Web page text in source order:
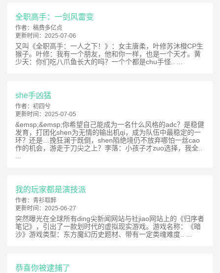
全职高手：一剑风雷变
作者： 稿费多亿点
更新时间： 2025-07-06
又叫《全职高手：一人之下！》：女主唐柔，叶修苏沐橙CP生
猴子。叶修：我有一个朋友，他和你一样，也是一个天才。黄
少天：你们吃八爪鱼长大的吗？一个个都是chu手怪.. ...
she手凶猛
作者： 初四兮
更新时间： 2025-07-05
&emsp;&emsp;你希望自己能成为一名什么风格的adc？是稳健
发育，打团化shen为无情的输出机qi，成为队伍中最稳定的一
环？还是…挽狂澜于既倒，shen陷绝境仍不放弃哪怕一丝cao
作的机会，游走于刀尖之上？李落：小孩子才zuo选择，我全..
我的玩家都是演技派
作者： 青衫取醉
更新时间： 2025-06-27
突然曝光在全球所有ding尖新闻网站与社jiao网站上的《归序者
笔记》，引出了一款划时代的虚拟现实游戏。游戏名称：《暗
沙》游戏类型：东方魔幻历史题材、带有一定类魂难度.. ...
恭喜你被逮捕了